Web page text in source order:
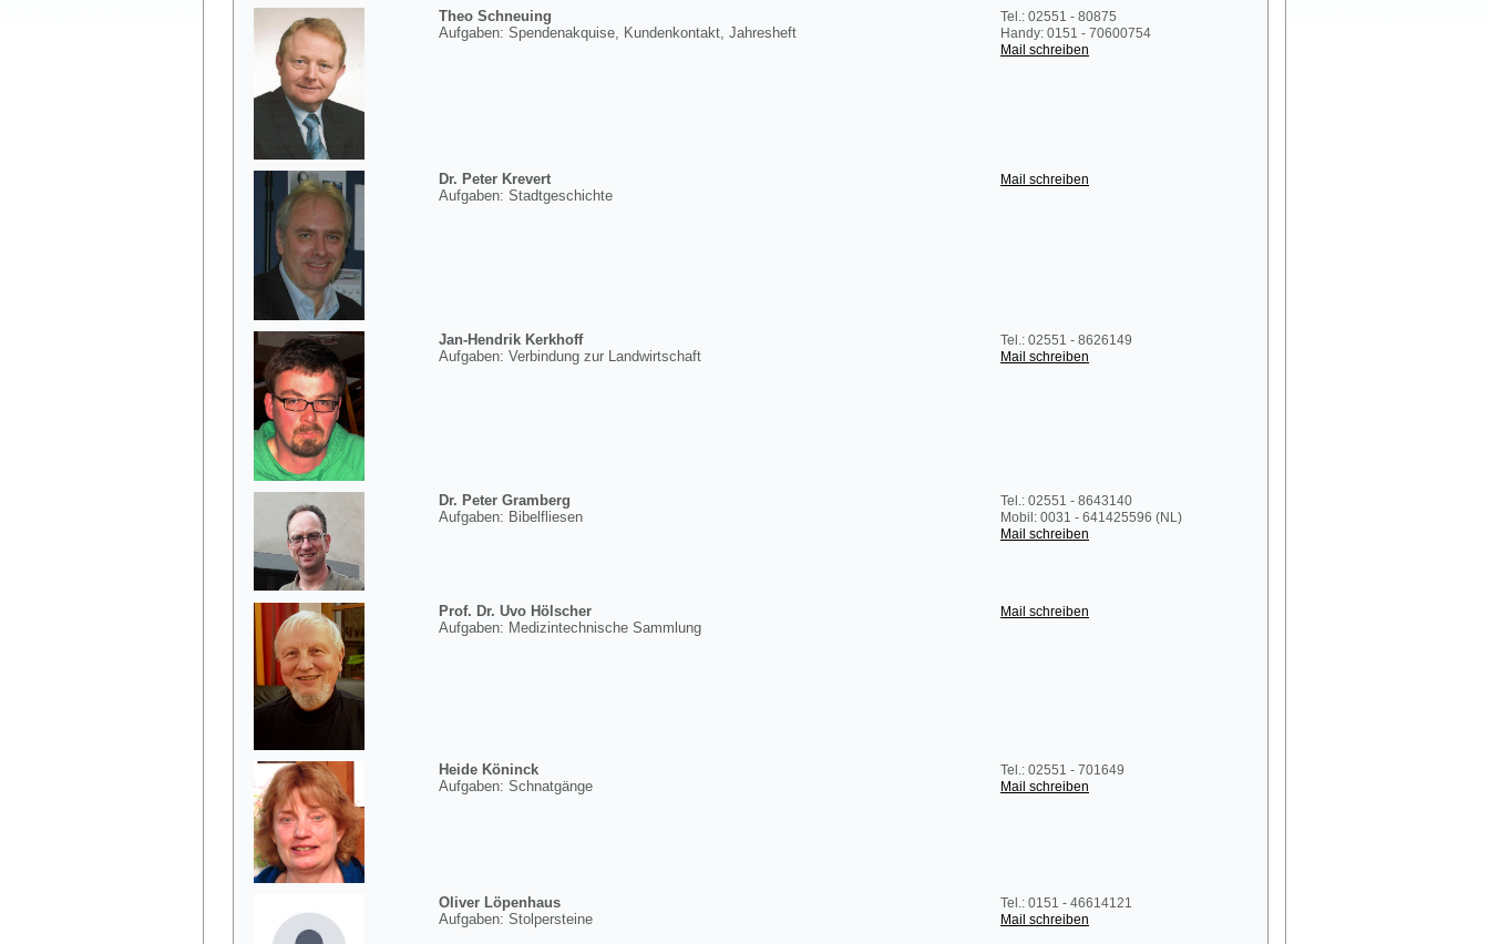
Theo Schneuing
Aufgaben: Spendenakquise, Kundenkontakt, Jahresheft
Tel.: 02551 - 80875
Handy: 0151 - 70600754
Mail schreiben
Dr. Peter Krevert
Aufgaben: Stadtgeschichte
Mail schreiben
Jan-Hendrik Kerkhoff
Aufgaben: Verbindung zur Landwirtschaft
Tel.: 02551 - 8626149
Mail schreiben
Dr. Peter Gramberg
Aufgaben: Bibelfliesen
Tel.: 02551 - 8643140
Mobil: 0031 - 641425596 (NL)
Mail schreiben
Prof. Dr. Uvo Hölscher
Aufgaben: Medizintechnische Sammlung
Mail schreiben
Heide Köninck
Aufgaben: Schnatgänge
Tel.: 02551 - 701649
Mail schreiben
Oliver Löpenhaus
Aufgaben: Stolpersteine
Tel.: 0151 - 46614121
Mail schreiben